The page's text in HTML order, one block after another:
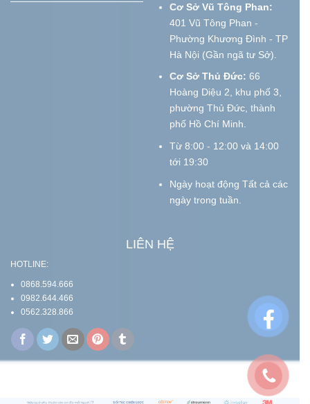
Cơ Sở Vũ Tông Phan:
401 Vũ Tông Phan -
Phường Khương Đình - TP
Hà Nội (Gần ngã tư Sở).
Cơ Sở Thủ Đức:66
Hoàng Diệu 2, khu phố 3,
phường Thủ Đức, thành
phố Hồ Chí Minh.
Từ 8:00 - 12:00 và 14:00
tới 19:30
Ngày hoạt động Tất cả các
ngày trong tuần.
LIÊN HỆ
HOTLINE:
0868.594.666
0982.644.466
0562.328.866